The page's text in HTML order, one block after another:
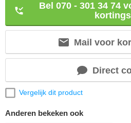
Bel 070 - 301 34 74
Mail voor
Direct
Vergelijk dit product
Anderen bekeken ook